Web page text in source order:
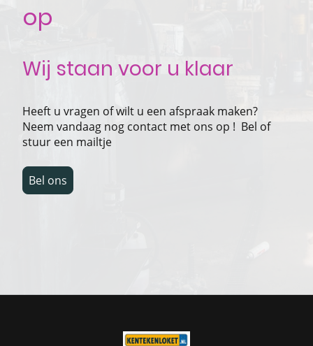
op
Wij staan voor u klaar
Heeft u vragen of wilt u een afspraak maken?
Neem vandaag nog contact met ons op ! Bel of
stuur een mailtje
Bel ons